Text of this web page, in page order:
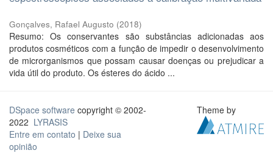
Gonçalves, Rafael Augusto (2018)
Resumo: Os conservantes são substâncias adicionadas aos
produtos cosméticos com a função de impedir o desenvolvimento
de microrganismos que possam causar doenças ou prejudicar a
vida útil do produto. Os ésteres do ácido ...
DSpace software copyright © 2002-
2022 LYRASIS
Entre em contato | Deixe sua
opinião
Theme by